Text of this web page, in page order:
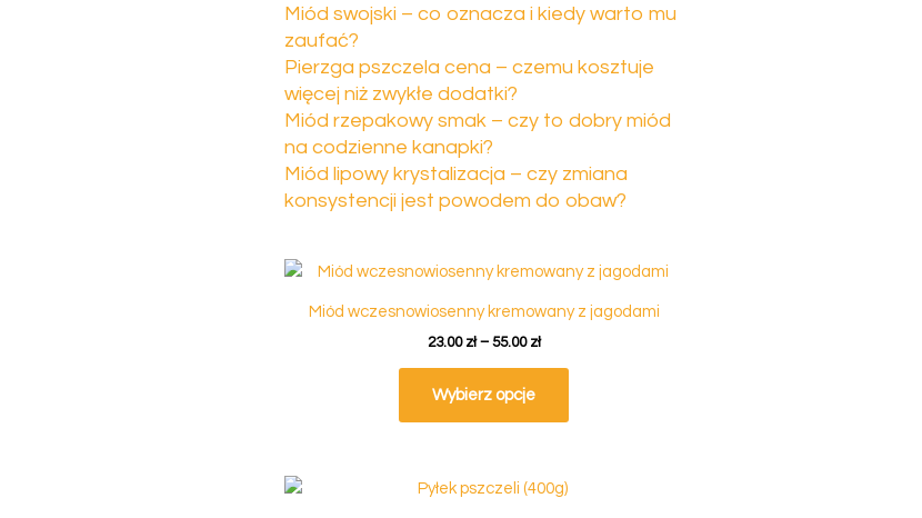
Miód swojski – co oznacza i kiedy warto mu
zaufać?
Pierzga pszczela cena – czemu kosztuje
więcej niż zwykłe dodatki?
Miód rzepakowy smak – czy to dobry miód
na codzienne kanapki?
Miód lipowy krystalizacja – czy zmiana
konsystencji jest powodem do obaw?
Miód wczesnowiosenny kremowany z jagodami
23.00 zł – 55.00 zł
Zakres
23.00 zł
do
Wybierz opcje
Ten
wiele
Opcje
na